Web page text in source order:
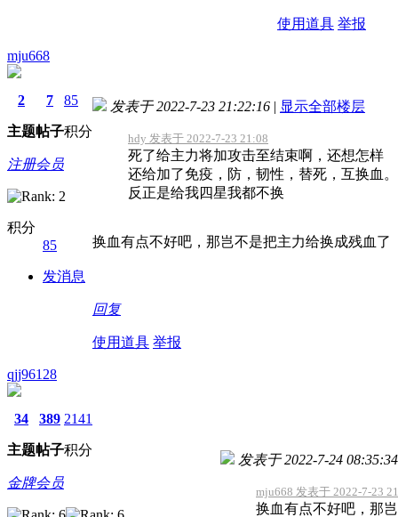
使用道具 举报
mju668
2
主题
7
帖子
85
积分
注册会员
积分
85
发消息
发表于 2022-7-23 21:22:16 | 显示全部楼层
hdy 发表于 2022-7-23 21:08
死了给主力将加攻击至结束啊，还想怎样
还给加了免疫，防，韧性，替死，互换血。
反正是给我四星我都不换
换血有点不好吧，那岂不是把主力给换成残血了
回复
使用道具 举报
qjj96128
34
主题
389
帖子
2141
积分
金牌会员
发表于 2022-7-24 08:35:34
mju668 发表于 2022-7-23
换血有点不好吧，那